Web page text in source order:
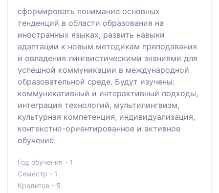
cформировать понимание основных
тенденций в области образования на
иностранных языках, развить навыки
адаптации к новым методикам преподавания
и овладения лингвистическими знаниями для
успешной коммуникации в международной
образовательной среде. Будут изучены:
коммуникативный и интерактивный подходы,
интеграция технологий, мультилингвизм,
культурная компетенция, индивидуализация,
контекстно-ориентированное и активное
обучение.
Год обучения - 1
Семестр - 1
Кредитов - 5